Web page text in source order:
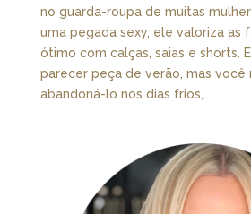
no guarda-roupa de muitas
uma pegada sexy, ele valoriza as
ótimo com calças, saias e shorts.
parecer peça de verão, mas você
abandoná-lo nos dias frios,...